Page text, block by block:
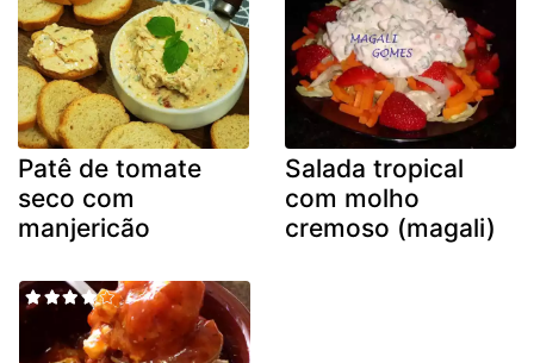
Patê de tomate
seco com
manjericão
Salada tropical
com molho
cremoso (magali)